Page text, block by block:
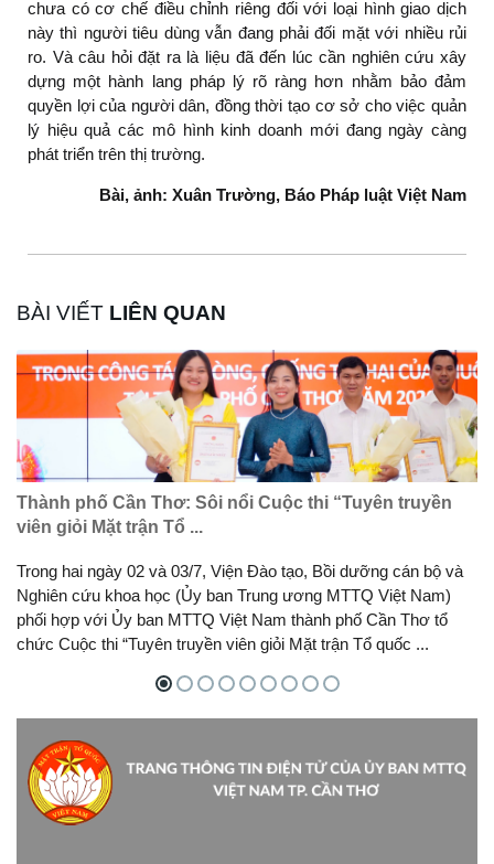
chưa có cơ chế điều chỉnh riêng đối với loại hình giao dịch
này thì người tiêu dùng vẫn đang phải đối mặt với nhiều rủi
ro. Và câu hỏi đặt ra là liệu đã đến lúc cần nghiên cứu xây
dựng một hành lang pháp lý rõ ràng hơn nhằm bảo đảm
quyền lợi của người dân, đồng thời tạo cơ sở cho việc quản
lý hiệu quả các mô hình kinh doanh mới đang ngày càng
phát triển trên thị trường.
Bài, ảnh: Xuân Trường, Báo Pháp luật Việt Nam
BÀI VIẾT LIÊN QUAN
Thành phố Cần Thơ: Sôi nổi Cuộc thi “Tuyên truyền
viên giỏi Mặt trận Tổ ...
Trong hai ngày 02 và 03/7, Viện Đào tạo, Bồi dưỡng cán bộ và
Nghiên cứu khoa học (Ủy ban Trung ương MTTQ Việt Nam)
phối hợp với Ủy ban MTTQ Việt Nam thành phố Cần Thơ tổ
chức Cuộc thi “Tuyên truyền viên giỏi Mặt trận Tổ quốc ...